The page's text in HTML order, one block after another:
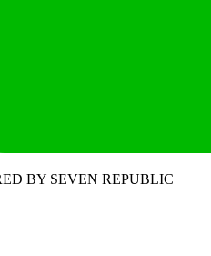
BY SEVEN REPUBLIC